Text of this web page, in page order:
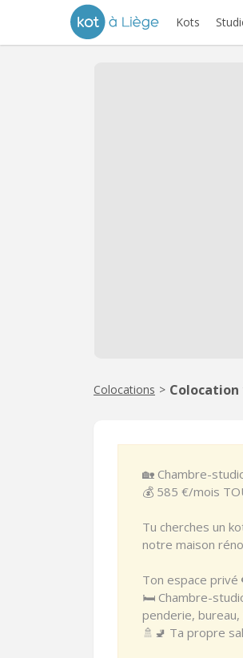
Kots
Colocations > Colocation
🏡 Chambre-
💰 585 €/mois
Tu cherches un
notre maison
Ton espace privé
🛏️ Chambre-
penderie,
🚿🚽 Ta propre